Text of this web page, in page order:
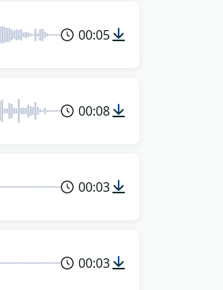
00:05
00:08
00:03
00:03